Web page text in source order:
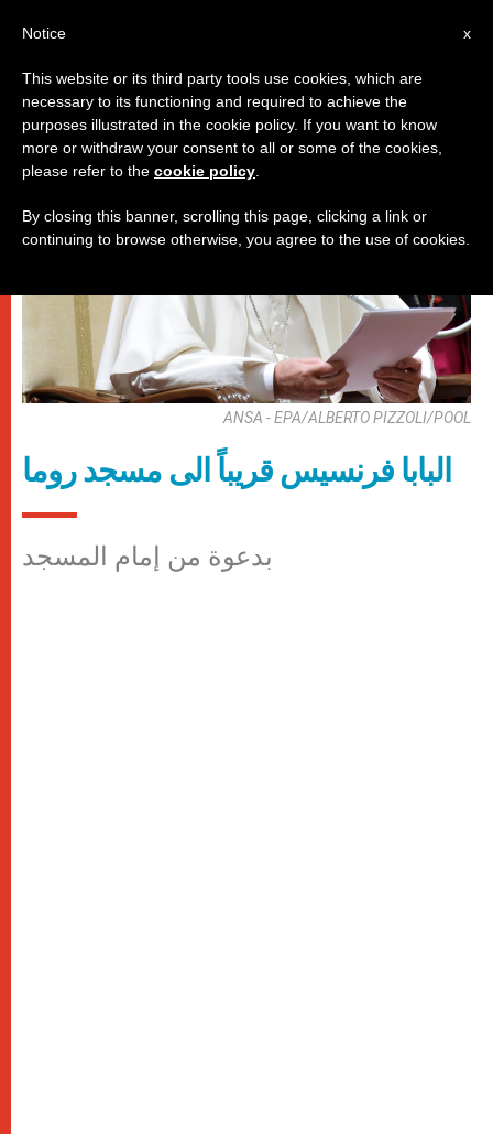
باباوات,روحانيّة
ANSA - EPA/ALBERTO PIZZOLI/POOL
البابا فرنسيس قريباً الى مسجد روما
بدعوة من إمام المسجد
x
Notice
This website or its third party tools use cookies, which are
necessary to its functioning and required to achieve the
purposes illustrated in the cookie policy. If you want to know
more or withdraw your consent to all or some of the cookies,
please refer to the cookie policy
By closing this banner, scrolling this page, clicking a link or
continuing to browse otherwise, you agree to the use of cookies.